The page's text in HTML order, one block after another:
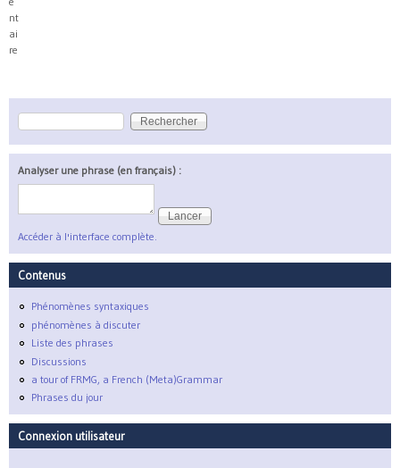
nt
ai
re
Formulaire de recherche
Rechercher
Analyser une phrase (en français) :
Accéder à l'interface complète.
Contenus
Phénomènes syntaxiques
phénomènes à discuter
Liste des phrases
Discussions
a tour of FRMG, a French (Meta)Grammar
Phrases du jour
Connexion utilisateur